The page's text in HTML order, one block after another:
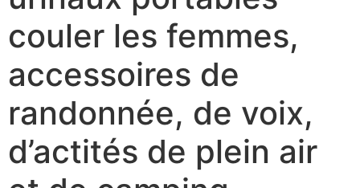
couler les femmes,
accessoires de
randonnée, de voix,
d’actités de plein air